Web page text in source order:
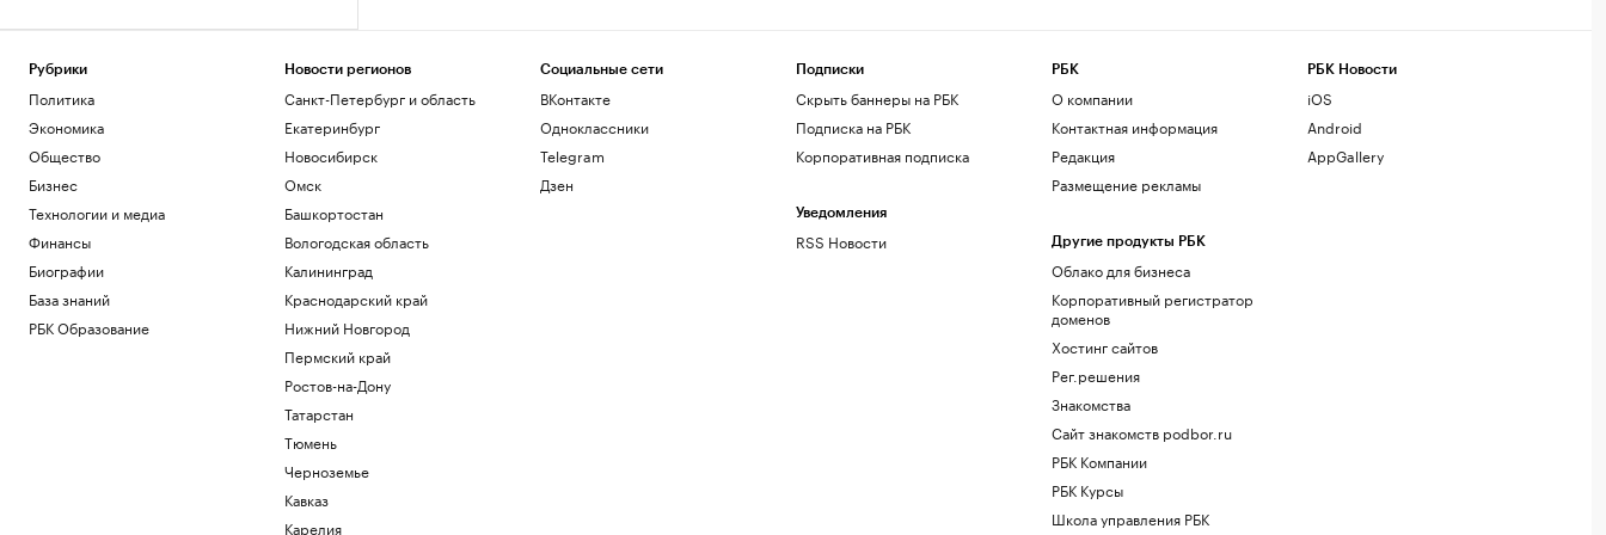
Рубрики
Политика
Экономика
Общество
Бизнес
Технологии и медиа
Финансы
Биографии
База знаний
РБК Образование
Новости регионов
Санкт-Петербург и область
Екатеринбург
Новосибирск
Омск
Башкортостан
Вологодская область
Калининград
Краснодарский край
Нижний Новгород
Пермский край
Ростов-на-Дону
Татарстан
Тюмень
Черноземье
Кавказ
Карелия
Социальные сети
ВКонтакте
Одноклассники
Telegram
Дзен
Подписки
Скрыть баннеры на РБК
Подписка на РБК
Корпоративная подписка
Уведомления
RSS Новости
РБК
О компании
Контактная информация
Редакция
Размещение рекламы
Другие продукты РБК
Облако для бизнеса
Корпоративный регистратор
доменов
Хостинг сайтов
Рег.решения
Знакомства
Сайт знакомств podbor.ru
РБК Компании
РБК Курсы
Школа управления РБК
РБК Новости
iOS
Android
AppGallery